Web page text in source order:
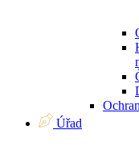
Úřad